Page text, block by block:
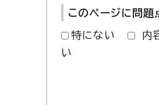
このページに問題
特にない 内
い